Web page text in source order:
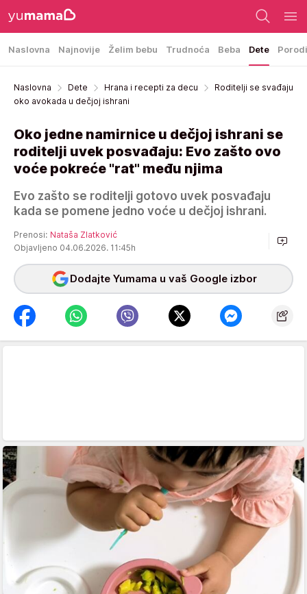
Naslovna Najnovije Želim bebu Trudnoća Beba Dete
Naslovna Dete Hrana i recepti za decu
Roditelji se svađaju
oko avokada u dečjoj ishrani
Oko jedne namirnice u dečjoj ishrani se
roditelji uvek posvađaju: Evo zašto ovo
voće pokreće "rat" među njima
Evo zašto se roditelji gotovo uvek posvađaju
kada se pomene jedno voće u dečjoj ishrani.
Prenosi: Nataša Zlatković
Objavljeno 04.06.2026. 11:45h
Dodajte Yumama u vaš Google izbor